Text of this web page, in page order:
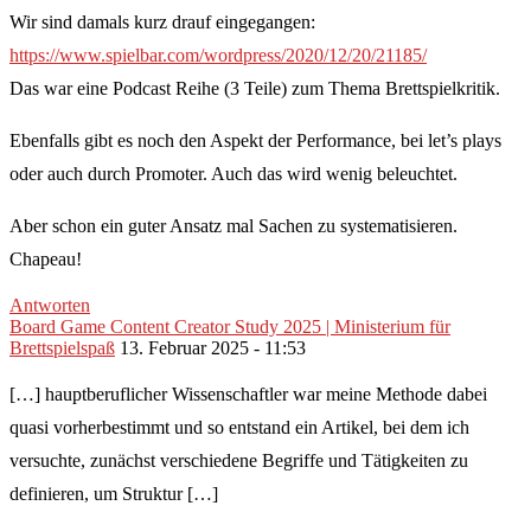
Wir sind damals kurz drauf eingegangen:
https://www.spielbar.com/wordpress/2020/12/20/21185/
Das war eine Podcast Reihe (3 Teile) zum Thema Brettspielkritik.
Ebenfalls gibt es noch den Aspekt der Performance, bei let’s plays
oder auch durch Promoter. Auch das wird wenig beleuchtet.
Aber schon ein guter Ansatz mal Sachen zu systematisieren.
Chapeau!
Antworten
Board Game Content Creator Study 2025 | Ministerium für
Brettspielspaß 13. Februar 2025 - 11:53
[…] hauptberuflicher Wissenschaftler war meine Methode dabei
quasi vorherbestimmt und so entstand ein Artikel, bei dem ich
versuchte, zunächst verschiedene Begriffe und Tätigkeiten zu
definieren, um Struktur […]